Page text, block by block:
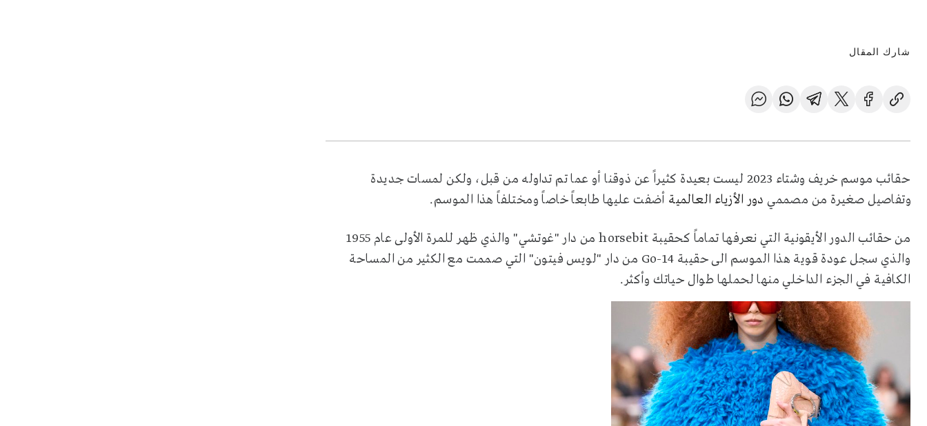
شارك المقال
حقائب موسم خريف وشتاء 2023 ليست بعيدة كثيراً عن ذوقنا أو عما تم تداوله من قبل، ولكن لمسات جديدة
وتفاصيل صغيرة من مصممي دور الأزياء العالمية أضفت عليها طابعاً خاصاً ومختلفاً هذا الموسم.
من حقائب الدور الأيقونية التي نعرفها تماماً كحقيبة horsebitمن دار "غوتشي" والذي ظهر للمرة الأولى عام 1955
والذي سجل عودة قوية هذا الموسم الى حقيبة Go-14 من دار "لويس فيتون" التي صممت مع الكثير من المساحة
الكافية في الجزء الداخلي منها لحملها طوال حياتك وأكثر.